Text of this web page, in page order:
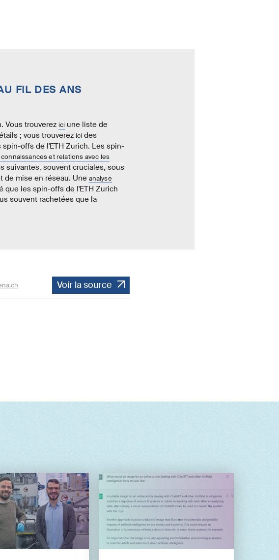
FIL DES ANS
Vous trouverez ici une liste de
; vous trouverez ici des
offs de l'ETH Zurich. Les spin-
et relations avec les
suivantes, souvent cruciales, sous
de mise en réseau. Une analyse
que les spin-offs de l'ETH Zurich
souvent rachetées que la
Voir la source